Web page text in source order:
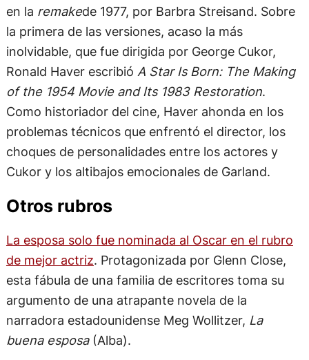
en la remakede 1977, por Barbra Streisand. Sobre
la primera de las versiones, acaso la más
inolvidable, que fue dirigida por George Cukor,
Ronald Haver escribió A Star Is Born: The Making
of the 1954 Movie and Its 1983 Restoration.
Como historiador del cine, Haver ahonda en los
problemas técnicos que enfrentó el director, los
choques de personalidades entre los actores y
Cukor y los altibajos emocionales de Garland.
Otros rubros
La esposa solo fue nominada al Oscar en el rubro
de mejor actriz. Protagonizada por Glenn Close,
esta fábula de una familia de escritores toma su
argumento de una atrapante novela de la
narradora estadounidense Meg Wollitzer, La
buena esposa(Alba).